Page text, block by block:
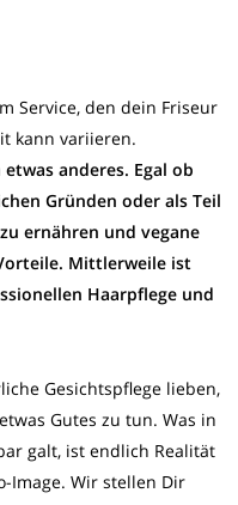
Service, den dein Friseur
kann variieren.
anderes. Egal ob
Gründen oder als Teil
ernähren und vegane
Mittlerweile ist
Haarpflege und
Gesichtspflege lieben,
Gutes zu tun. Was in
galt, ist endlich Realität
Image. Wir stellen Dir